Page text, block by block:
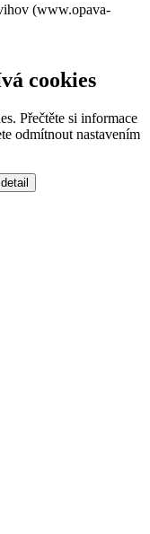
(www.opava-
cookies
Přečtěte si informace
odmítnout nastavením